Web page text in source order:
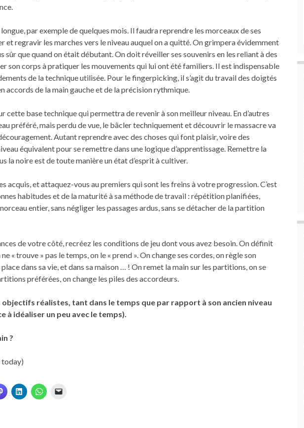
par exemple de quelques mois. Il faudra reprendre les morceaux de ses
et regravir les marches vers le niveau auquel on a quitté. On grimpera évidemment
sûr que quand on était débutant. On doit réveiller ses souvenirs en les reliant à des
son corps à pratiquer les mouvements qui lui ont été familiers. Il est indispensable
de la technique utilisée. Pour le fingerpicking, il s’agit du travail des doigtés
accords de la main gauche et de la précision rythmique.
cette base technique qui permettra de revenir à son meilleur niveau. En d’autres
préféré, mais perdu de vue, le bâcler techniquement et découvrir le massacre va
Autant reprendre avec des choses qui font plaisir, voire des
équivalent pour se remettre dans une logique d’apprentissage. Remettre la
la noire est de toute manière un état d’esprit à cultiver.
acquis, et attaquez-vous au premiers qui sont les freins à votre progression. C’est
habitudes et de la maturité à sa méthode de travail : répétition planifiées,
entier, sans négliger les passages ardus, sans se détacher de la partition
de votre côté, recréez les conditions de jeu dont vous avez besoin. On définit
« trouve » pas le temps, on le « prend ». On change ses cordes, on règle son
dans sa vie, et dans sa maison … ! On remet la main sur les partitions, on se
préférées, on change les piles des accordeurs.
réalistes, tant dans le temps que par rapport à son ancien niveau
à idéaliser un peu avec le temps).
?
today)